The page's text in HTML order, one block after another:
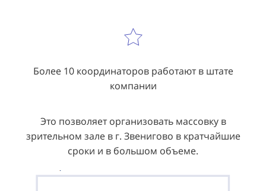
Более 10 координаторов работают в штате
компании
Это позволяет организовать массовку в
зрительном зале в г. Звенигово в кратчайшие
сроки и в большом объеме.